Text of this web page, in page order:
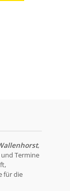
,
Termine
für die